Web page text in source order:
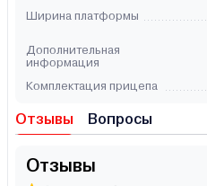
Ширина платформы
Дополнительная
информация
Комплектация прицепа
Отзывы Вопросы
Отзывы